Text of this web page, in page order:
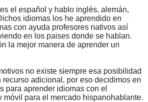
el español y hablo inglés, alemán,
idiomas los he aprendido en
con ayuda profesores nativos así
en los paises donde se hablan.
la mejor manera de aprender un
no existe siempre esa posibilidad
recurso adicional, por eso decidimos en
para aprender idiomas con el
móvil para el mercado hispanohablante.